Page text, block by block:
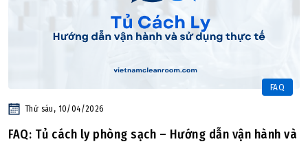
FAQ
Thứ sáu, 10/04/2026
FAQ: Tủ cách ly phòng sạch – Hướng dẫn vận hành và